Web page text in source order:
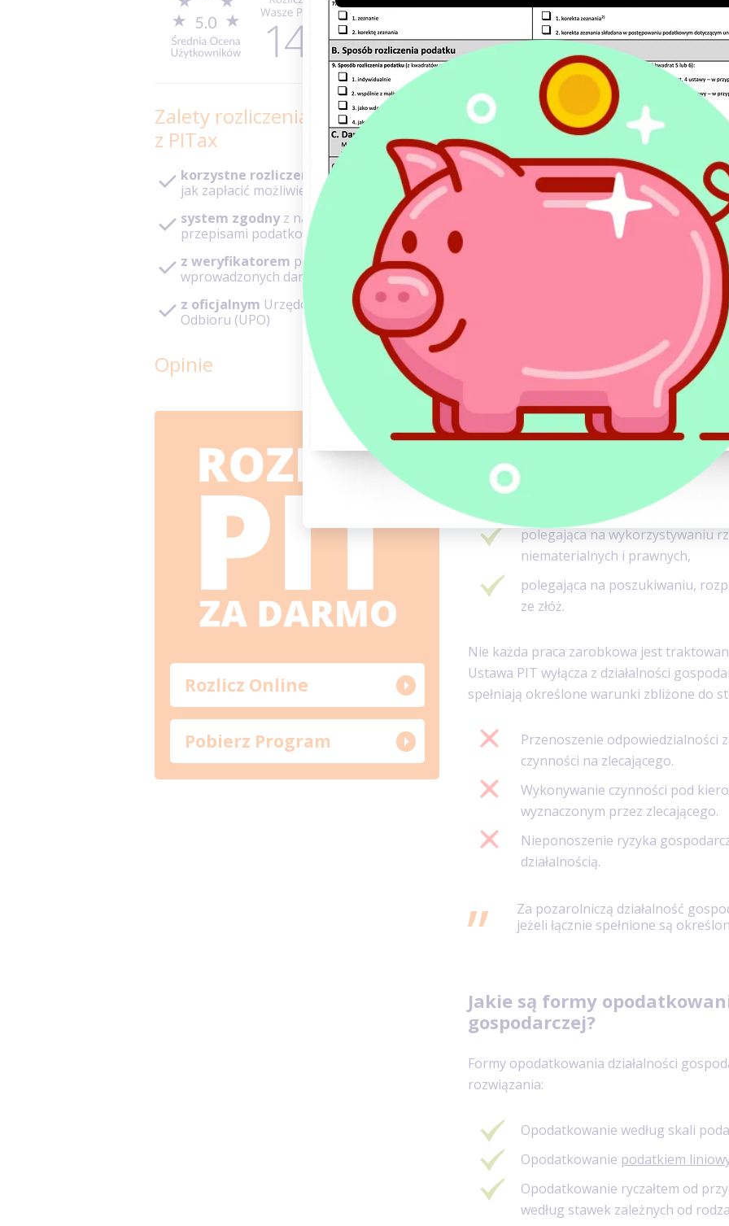
Ryczałt od
przychodów
ewidencjonowanych
Przychód
(bez
z decyzji
skarbowego
Co to jest działalność
Działalność gospodarcza w PIT to
własnym imieniu, w sposób
może to być m.in. działalność:
wytwórcza, budowlana, handlowa
polegająca na wykorzystywaniu
niematerialnych i prawnych,
polegająca na poszukiwaniu,
ze złóż.
Nie każda praca zarobkowa jest
Ustawa PIT wyłącza z działalności
spełniają określone warunki zbliżone do
Przenoszenie odpowiedzialności
czynności na zlecającego.
Wykonywanie czynności pod
wyznaczonym przez zlecającego.
Nieponoszenie ryzyka
działalnością.
Za pozarolniczą działalność
jeżeli łącznie spełnione są
Jakie są formy
gospodarczej?
Formy opodatkowania działalności
rozwiązania:
Opodatkowanie według skali
Opodatkowanie podatkiem
Opodatkowanie ryczałtem od
według stawek zależnych od
Zalety rozliczenia PIT
z PITax
korzystne rozliczenie
– podpowiadamy
jak zapłacić możliwie niski podatek
system zgodnyz najnowszymi
przepisami podatkowymi
z weryfikatorem poprawności
wprowadzonych danych
z oficjalnym Urzędowym Poświadczeniem
Odbioru (UPO)
Opinie
Rozlicz Online
Pobierz Program